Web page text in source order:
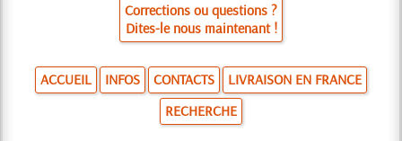
Corrections ou questions ?
Dites-le nous maintenant !
ACCUEIL INFOS CONTACTS
LIVRAISON EN FRANCE
RECHERCHE